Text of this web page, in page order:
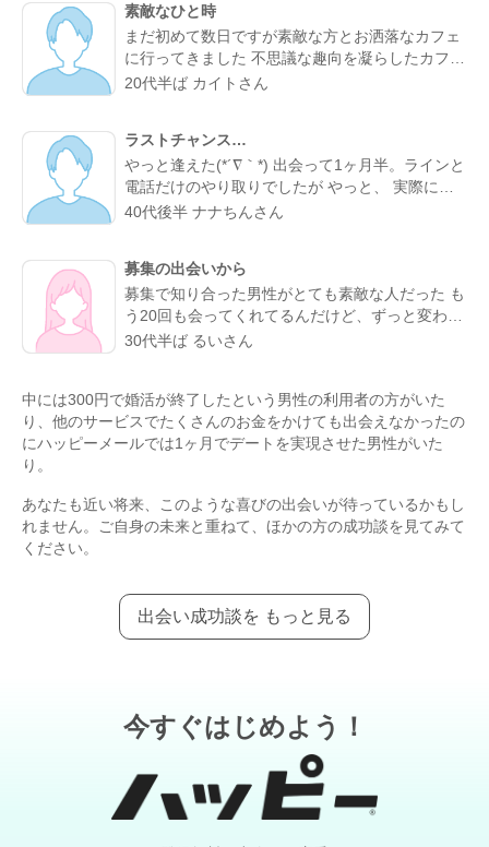
で、私的には今までになくメッセージが盛り上が
り嬉しかったです。 カフェに誘ってもらい、実際
にお会いするととっても話しやすくて、時間があ
っという間。 少し年上でしたが、気を使わずに話
たら、思わずドキドキしました。 成功談でいいの
か…まだどうなるかはわからないけど、出会えて
よかったと思える人になりました。
素敵なひと時
まだ初めて数日ですが素敵な方とお洒落なカフェ
に行ってきました 不思議な趣向を凝らしたカフェ
で過ごす時間はとてもリラックスできました 真面
20代半ば カイトさん
ラストチャンス…
やっと逢えた(*´∇｀*) 出会って1ヶ月半。ラインと
電話だけのやり取りでしたが やっと、 実際に会
うことが叶った。 お互い会うことは諦めていまし
方でした。 ホント、大切にしたいと思った。 ま
た会う約束もできた。 こんな僕と… ありがとう(*
´∇｀*)
40代後半 ナナちんさん
募集の出会いから
募集で知り合った男性がとても素敵な人だった も
う20回も会ってくれてるんだけど、ずっと変わら
ず紳士的に癒してくれる。仕事の協力もしてくれ
思わなかったな…
30代半ば るいさん
中には300円で婚活が終了したという男性の利用者の方がいた
り、他のサービスでたくさんのお金をかけても出会えなかったの
にハッピーメールでは1ヶ月でデートを実現させた男性がいた
り。
あなたも近い将来、このような喜びの出会いが待っているかもし
れません。ご自身の未来と重ねて、ほかの方の成功談を見てみて
ください。
出会い成功談を もっと見る
今すぐはじめよう！